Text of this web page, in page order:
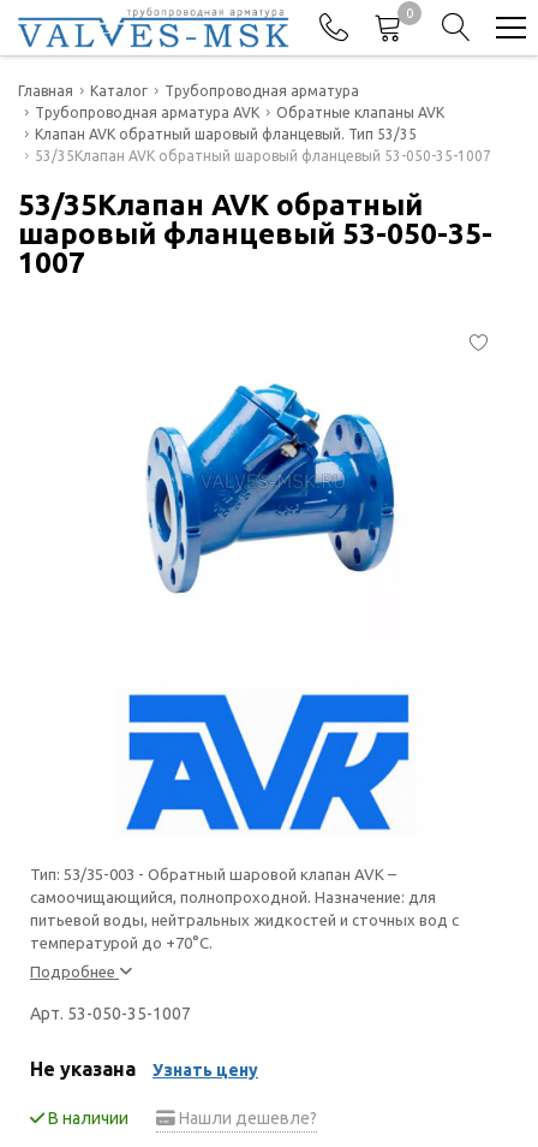
0
Телефоны
+7(977) 474-62-50
Отдел продаж
Главная Каталог
Трубопроводная арматура
Трубопроводная арматура AVK
Обратные клапаны AVK
Клапан AVK обратный шаровый фланцевый. Тип 53/35
53/35Клапан AVK обратный шаровый фланцевый 53-050-35-1007
53/35Клапан AVK обратный
шаровый фланцевый 53-050-35-
1007
Тип: 53/35-003 - Обратный шаровой клапан AVK –
самоочищающийся, полнопроходной. Назначение: для
питьевой воды, нейтральных жидкостей и сточных вод с
температурой до +70°С.
Подробнее
Арт. 53-050-35-1007
Не указана Узнать цену
В наличии Нашли дешевле?